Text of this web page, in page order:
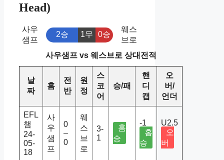
Head)
사우
샘프
2승 1무 0승
웨스
브로
사우샘프 vs 웨스브로 상대전적
날
짜
홈
전
반
원
정
스
코
어
승/패
핸
디
캡
오
버/
언더
EFL
챔
24-
05-
18
사
우
샘
프
0
–
0
웨
스
브
로
3-
1
홈
승
-1
홈
승
U2.5
오
버